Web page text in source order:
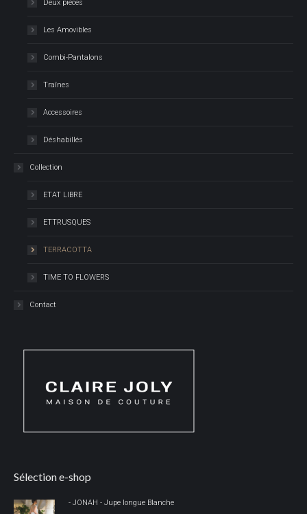
Deux pièces
Les Amovibles
Combi-Pantalons
Traînes
Accessoires
Déshabillés
Collection
ETAT LIBRE
ETTRUSQUES
TERRACOTTA
TIME TO FLOWERS
Contact
Sélection e-shop
- JONAH - Jupe longue Blanche